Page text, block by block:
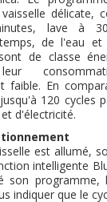
délicate,
lave à
de l'eau et
de classe
faible. En
120 cycles
d'électricité.
est allumé,
intelligente
son programme,
indiquer que le